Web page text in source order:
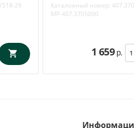
29
Каталожный номер:
MP-407.3705000
1 659 р.